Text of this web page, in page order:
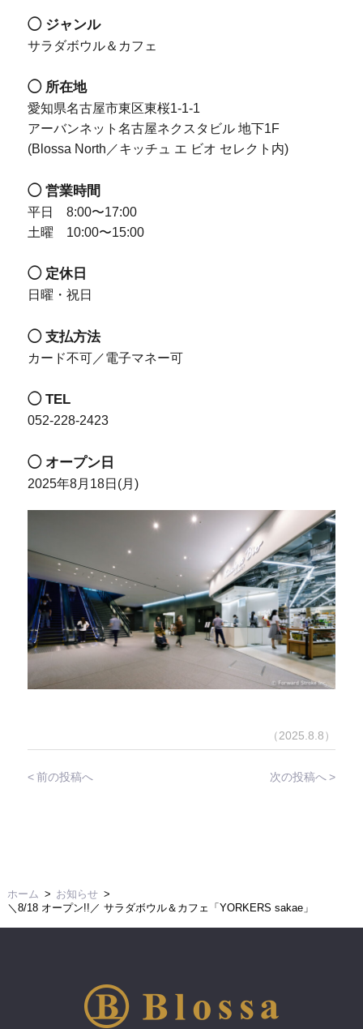
◯ ジャンル
サラダボウル＆カフェ
◯ 所在地
愛知県名古屋市東区東桜1-1-1
アーバンネット名古屋ネクスタビル 地下1F
(Blossa North／キッチュ エ ビオ セレクト内)
◯ 営業時間
平日 8:00〜17:00
土曜 10:00〜15:00
◯ 定休日
日曜・祝日
◯ 支払方法
カード不可／電子マネー可
◯ TEL
052-228-2423
◯ オープン日
2025年8月18日(月)
（2025.8.8）
前の投稿へ 次の投稿へ
ホーム
お知らせ
＼8/18 オープン!!／ サラダボウル＆カフェ「YORKERS sakae」